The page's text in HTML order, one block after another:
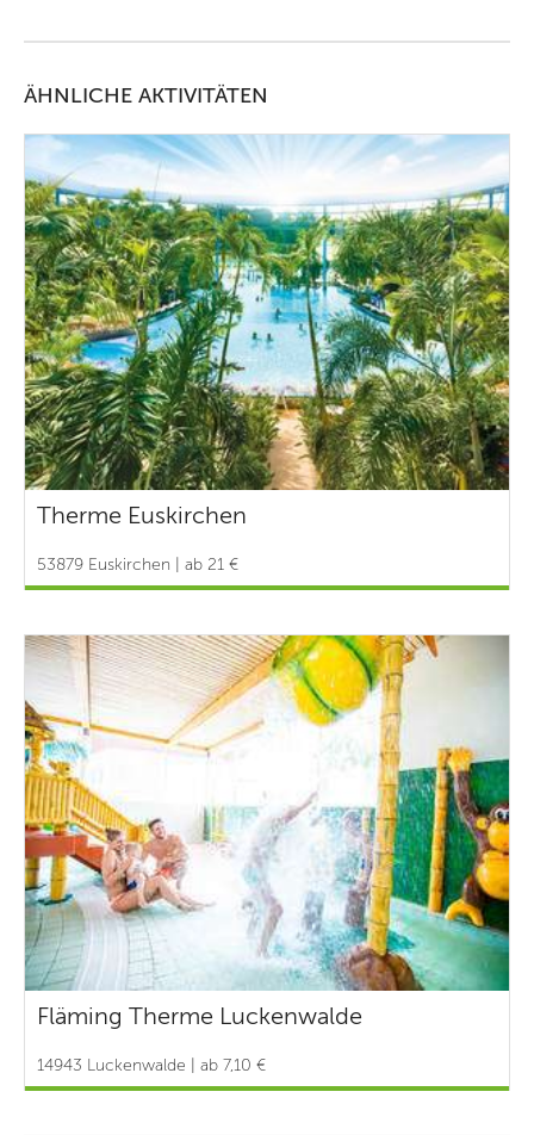
ÄHNLICHE AKTIVITÄTEN
Therme Euskirchen
53879 Euskirchen | ab 21 €
Fläming Therme Luckenwalde
14943 Luckenwalde | ab 7,10 €